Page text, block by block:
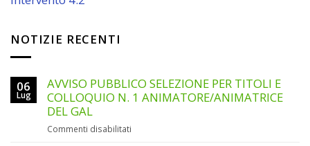
NOTIZIE RECENTI
06
Lug
AVVISO PUBBLICO SELEZIONE PER TITOLI E
COLLOQUIO N. 1 ANIMATORE/ANIMATRICE
DEL GAL
Commenti disabilitati